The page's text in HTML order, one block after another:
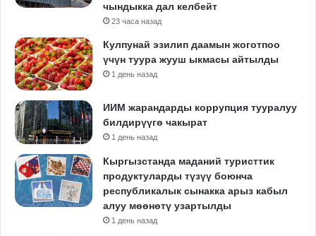
чындыкка дал келбейт
23 часа назад
Кулпунай эзилип даамын жоготпоо
үчүн туура жууш ыкмасы айтылды
1 день назад
ИИМ жарандарды коррупция тууралуу
билдирүүгө чакырат
1 день назад
Кыргызстанда маданий туристтик
продуктуларды түзүү боюнча
республикалык сынакка арыз кабыл
алуу мөөнөтү узартылды
1 день назад